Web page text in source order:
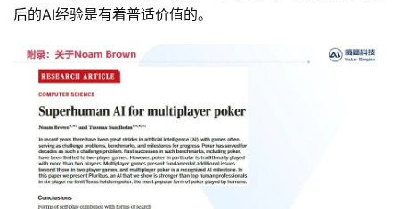
后的AI经验是有着普适价值的。